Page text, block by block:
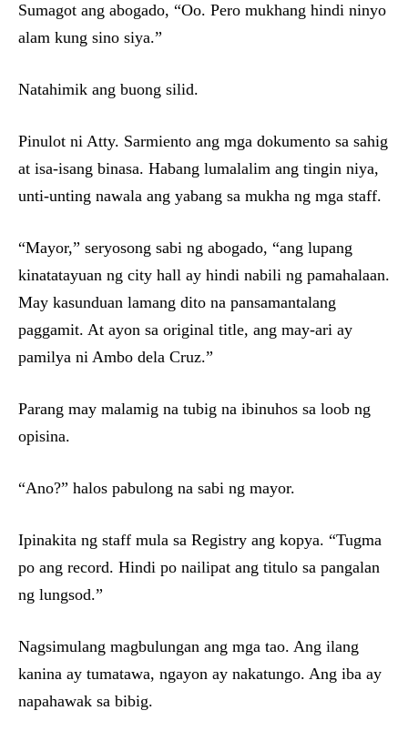
Sumagot ang abogado, “Oo. Pero mukhang hindi ninyo
alam kung sino siya.”
Natahimik ang buong silid.
Pinulot ni Atty. Sarmiento ang mga dokumento sa sahig
at isa-isang binasa. Habang lumalalim ang tingin niya,
unti-unting nawala ang yabang sa mukha ng mga staff.
“Mayor,” seryosong sabi ng abogado, “ang lupang
kinatatayuan ng city hall ay hindi nabili ng pamahalaan.
May kasunduan lamang dito na pansamantalang
paggamit. At ayon sa original title, ang may-ari ay
pamilya ni Ambo dela Cruz.”
Parang may malamig na tubig na ibinuhos sa loob ng
opisina.
“Ano?” halos pabulong na sabi ng mayor.
Ipinakita ng staff mula sa Registry ang kopya. “Tugma
po ang record. Hindi po nailipat ang titulo sa pangalan
ng lungsod.”
Nagsimulang magbulungan ang mga tao. Ang ilang
kanina ay tumatawa, ngayon ay nakatungo. Ang iba ay
napahawak sa bibig.